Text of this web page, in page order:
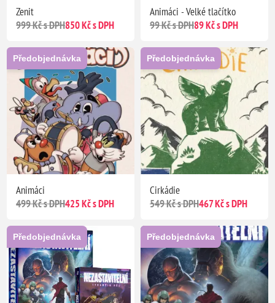
Zenit
999 Kč s DPH850 Kč s DPH
Animáci - Velké tlačítko
99 Kč s DPH89 Kč s DPH
Předobjednávka
Animáci
499 Kč s DPH425 Kč s DPH
Předobjednávka
Cirkádie
549 Kč s DPH467 Kč s DPH
Předobjednávka Předobjednávka